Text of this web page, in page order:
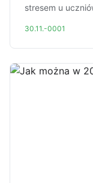
stresem u
30.11.-0001